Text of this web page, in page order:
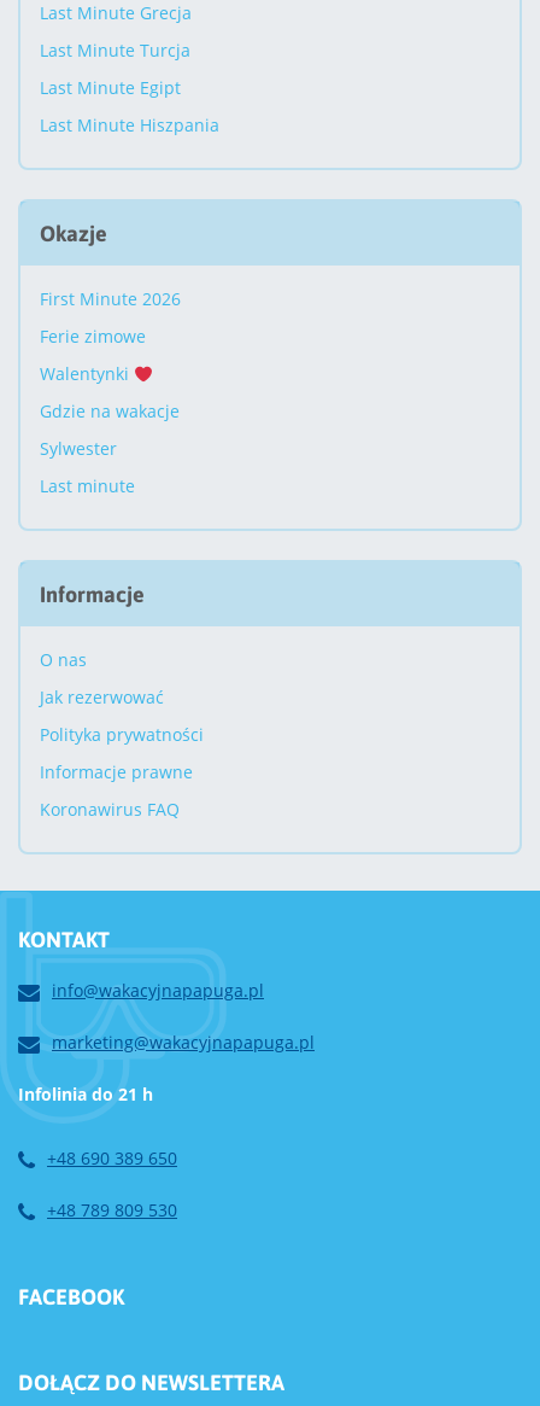
Last Minute Grecja
Last Minute Turcja
Last Minute Egipt
Last Minute Hiszpania
Okazje
First Minute 2026
Ferie zimowe
Walentynki
Gdzie na wakacje
Sylwester
Last minute
Informacje
O nas
Jak rezerwować
Polityka prywatności
Informacje prawne
Koronawirus FAQ
KONTAKT
info@wakacyjnapapuga.pl
marketing@wakacyjnapapuga.pl
Infolinia do 21 h
+48 690 389 650
+48 789 809 530
FACEBOOK
DOŁĄCZ DO NEWSLETTERA